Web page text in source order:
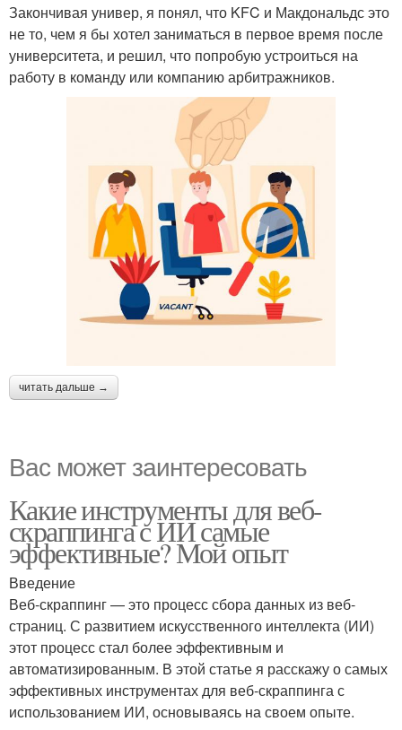
Закончивая универ, я понял, что KFC и Макдональдс это
не то, чем я бы хотел заниматься в первое время после
университета, и решил, что попробую устроиться на
работу в команду или компанию арбитражников.
читать дальше →
Вас может заинтересовать
Какие инструменты для веб-
скраппинга с ИИ самые
эффективные? Мой опыт
Введение
Веб-скраппинг — это процесс сбора данных из веб-
страниц. С развитием искусственного интеллекта (ИИ)
этот процесс стал более эффективным и
автоматизированным. В этой статье я расскажу о самых
эффективных инструментах для веб-скраппинга с
использованием ИИ, основываясь на своем опыте.